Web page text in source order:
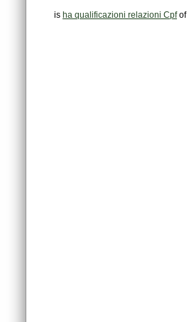
is ha qualificazioni relazioni Cpfof